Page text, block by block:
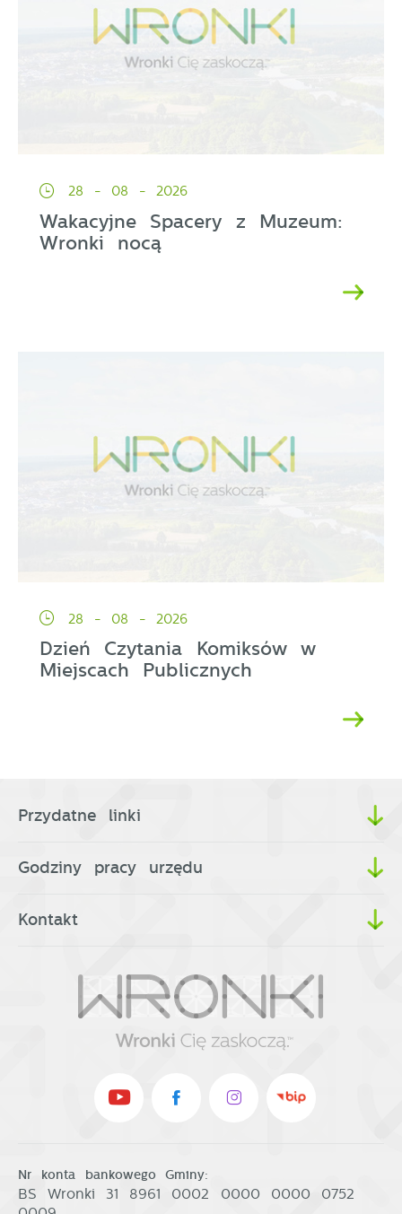
28 - 08 - 2026
Wakacyjne Spacery z Muzeum:
Wronki nocą
28 - 08 - 2026
Dzień Czytania Komiksów w
Miejscach Publicznych
Przydatne linki
Godziny pracy urzędu
Kontakt
Nr konta bankowego Gminy:
BS Wronki 31 8961 0002 0000 0000 0752